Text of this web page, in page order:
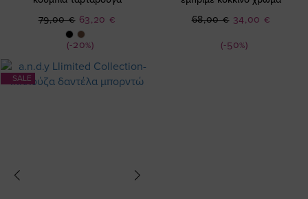
(-20%)
Ειδική
Τιμή
63,20 €
79,00 €
(-50%)
Ειδική
34,00 €
68,00 €
SALE